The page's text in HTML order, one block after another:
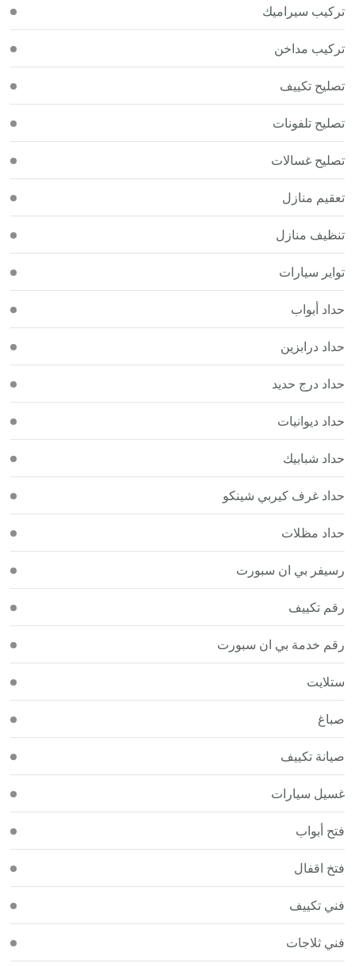
تركيب سيراميك
تركيب مداخن
تصليح تكييف
تصليح تلفونات
تصليح غسالات
تعقيم منازل
تنظيف منازل
تواير سيارات
حداد أبواب
حداد درابزين
حداد درج حديد
حداد ديوانيات
حداد شبابيك
حداد غرف كيربي شينكو
حداد مظلات
رسيفر بي ان سبورت
رقم تكييف
رقم خدمة بي ان سبورت
ستلايت
صباغ
صيانة تكييف
غسيل سيارات
فتح أبواب
فتخ اقفال
فني تكييف
فني ثلاجات